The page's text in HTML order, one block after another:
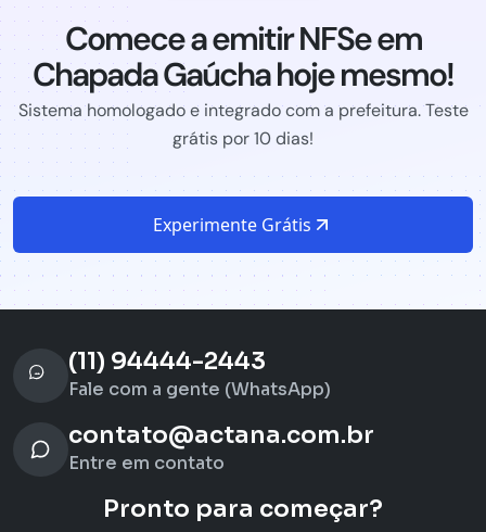
Comece a emitir NFSe em
Chapada Gaúcha hoje mesmo!
Sistema homologado e integrado com a prefeitura. Teste
grátis por 10 dias!
Experimente Grátis
(11) 94444-2443
Fale com a gente (WhatsApp)
contato@actana.com.br
Entre em contato
Pronto para começar?